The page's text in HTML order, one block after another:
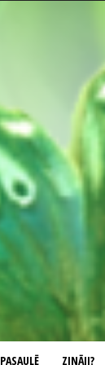
PASAULĒ ZINĀJI?